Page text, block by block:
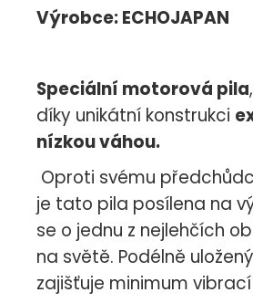
Výrobce:ECHOJAPAN
Speciální motorová pila
díky unikátní konstrukci
nízkou váhou.
Oproti svému
je tato pila posílena na
se o jednu z nejlehčích
na světě. Podélně
zajišťuje minimum